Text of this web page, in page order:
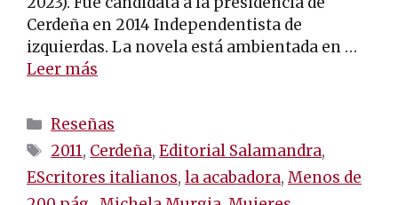
Cerdeña en 2014 Independentista de
izquierdas. La novela está ambientada en …
Leer más
Categorías
Reseñas
Etiquetas
2011, Cerdeña,Editorial Salamandra,
EScritores italianos, la acabadora, Menos de